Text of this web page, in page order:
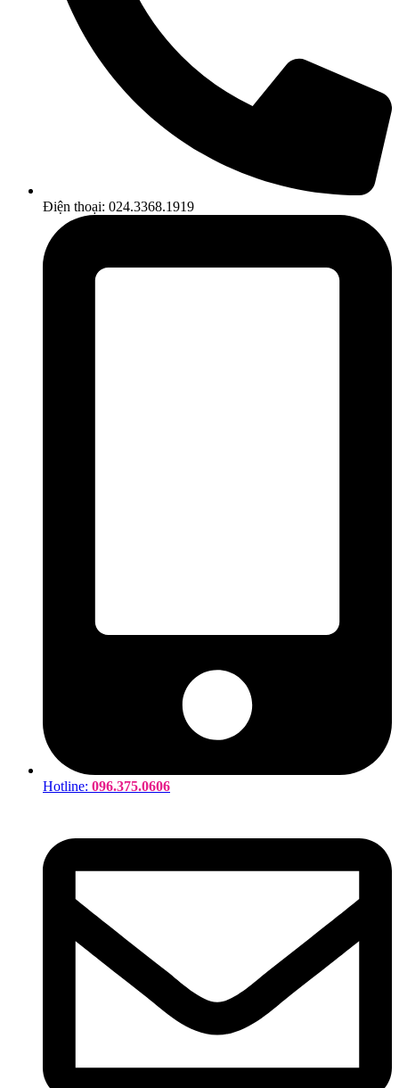
Điện thoại: 024.3368.1919
Hotline: 096.375.0606